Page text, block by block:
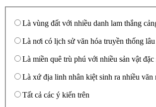
Là vùng đất với nhiều danh lam thắng
Là nơi có lịch sử văn hóa truyền thống
Là miền quê trù phú với nhiều sản vật đặc
Là xứ địa linh nhân kiệt sinh ra nhiều văn
Tất cả các ý kiến trên